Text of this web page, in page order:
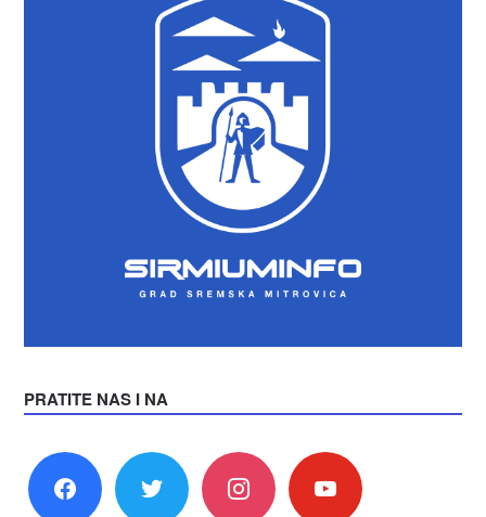
PRATITE NAS I NA
facebook twitter instagram youtube